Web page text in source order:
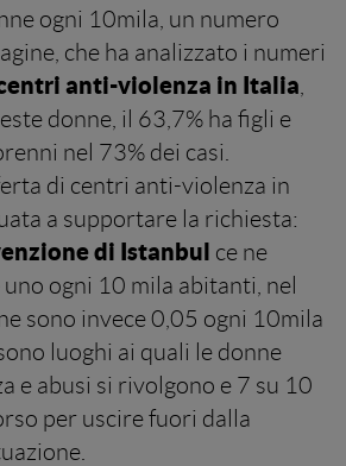
ogni 10mila, un numero
che ha analizzato i numeri
anti-violenza in Italia
donne, il 63,7% ha figli e
nel 73% dei casi.
di centri anti-violenza in
a supportare la richiesta:
di Istanbul ce ne
ogni 10 mila abitanti, nel
sono invece 0,05 ogni 10mila
luoghi ai quali le donne
e abusi si rivolgono e 7 su 10
per uscire fuori dalla